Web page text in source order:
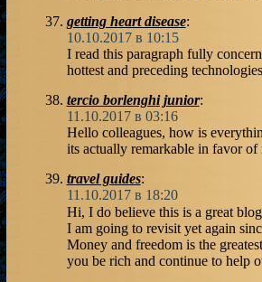
getting heart disease:
10.10.2017 в 10:15
I read this paragraph fully
hottest and preceding
tercio borlenghi junior:
11.10.2017 в 03:16
Hello colleagues, how is
its actually remarkable in favor of
travel guides:
11.10.2017 в 18:20
Hi, I do believe this is a great
I am going to revisit yet again
Money and freedom is the
you be rich and continue to help